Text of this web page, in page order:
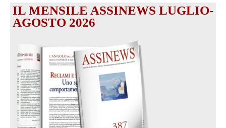
IL MENSILE ASSINEWS LUGLIO-
AGOSTO 2026